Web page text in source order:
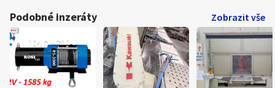
Podobné inzeráty Zobrazit vše